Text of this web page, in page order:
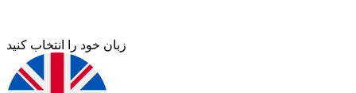
زبان خود را انتخاب کنید